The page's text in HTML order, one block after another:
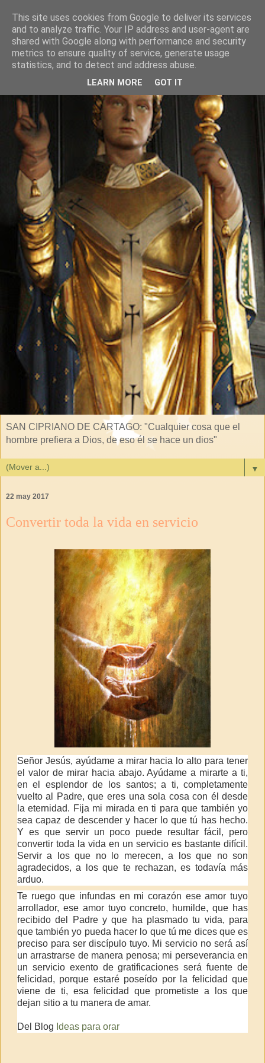
SAN CIPRIANO DE CARTAGO: "Cualquier cosa que el
hombre prefiera a Dios, de eso él se hace un dios"
▼
22 may 2017
Convertir toda la vida en servicio
Señor Jesús, ayúdame a mirar hacia lo alto para tener
el valor de mirar hacia abajo. Ayúdame a mirarte a ti,
en el esplendor de los santos; a ti, completamente
vuelto al Padre, que eres una sola cosa con él desde
la eternidad. Fija mi mirada en ti para que también yo
sea capaz de descender y hacer lo que tú has hecho.
Y es que servir un poco puede resultar fácil, pero
convertir toda la vida en un servicio es bastante difícil.
Servir a los que no lo merecen, a los que no son
agradecidos, a los que te rechazan, es todavía más
arduo.
Te ruego que infundas en mi corazón ese amor tuyo
arrollador, ese amor tuyo concreto, humilde, que has
recibido del Padre y que ha plasmado tu vida, para
que también yo pueda hacer lo que tú me dices que es
preciso para ser discípulo tuyo. Mi servicio no será así
un arrastrarse de manera penosa; mi perseverancia en
un servicio exento de gratificaciones será fuente de
felicidad, porque estaré poseído por la felicidad que
viene de ti, esa felicidad que prometiste a los que
dejan sitio a tu manera de amar.
Del Blog Ideas para orar
This site uses cookies from Google to deliver its services
and to analyze traffic. Your IP address and user-agent are
shared with Google along with performance and security
metrics to ensure quality of service, generate usage
statistics, and to detect and address abuse.
LEARN MORE GOT IT